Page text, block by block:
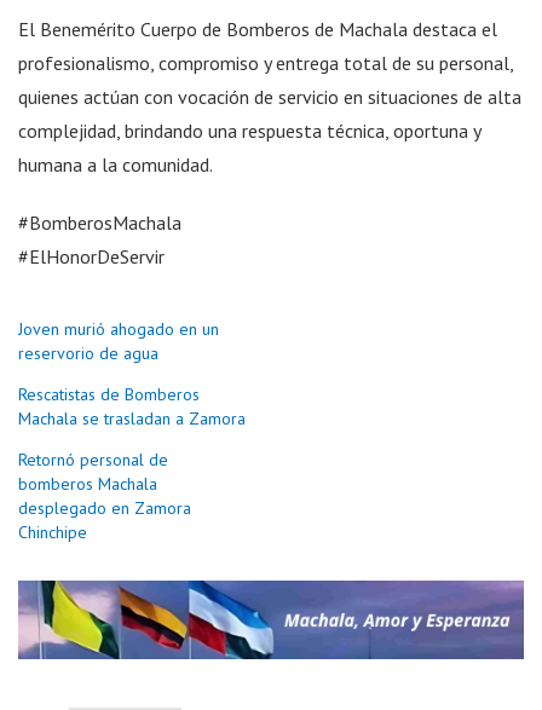
El Benemérito Cuerpo de Bomberos de Machala destaca el
profesionalismo, compromiso y entrega total de su personal,
quienes actúan con vocación de servicio en situaciones de alta
complejidad, brindando una respuesta técnica, oportuna y
humana a la comunidad.
#BomberosMachala
#ElHonorDeServir
Joven murió ahogado en un
reservorio de agua
Rescatistas de Bomberos
Machala se trasladan a Zamora
Retornó personal de
bomberos Machala
desplegado en Zamora
Chinchipe